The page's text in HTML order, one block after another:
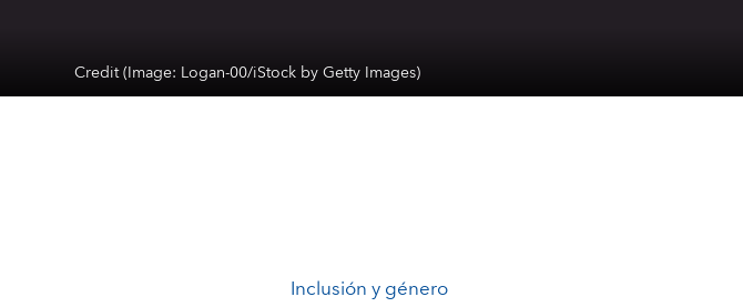
Credit (Image: Logan-00/iStock by Getty Images)
Inclusión y género